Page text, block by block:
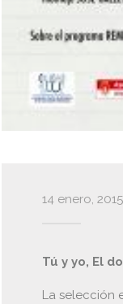
14 enero, 2015
Tú y yo, El
La selección